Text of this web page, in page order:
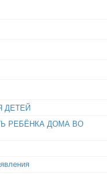
ДЕТЕЙ
РЕБЁНКА ДОМА ВО